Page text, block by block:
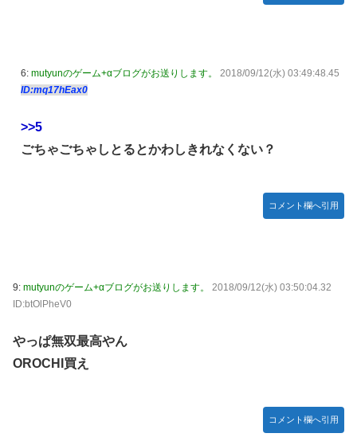
ソフトの入れ替えなんて10秒で済むのにそれを面倒くさいと
かDL版選ぶ理由だわとかなんなんアホなのか
ち。
【にじさんじ】本日20時から、ののはとあゆゆでコラボ！
部屋作りゲーム、確率で出現するイカを見るとクラッシュす
かわいそう…会社滅茶苦茶やろなぁ」
【激震】韓国人「韓国サッカー協会、W杯・五輪で複数回の
韓国の反応
【元NMB48】安部若菜、卒業して早くもお酒解禁
モーニング娘。'25『気になるその気の歌』ってガチで名曲
6: mutyunのゲーム+αブログがお送りします。
2018/09/12(水) 03:49:48.45
ID:mq17hEax0
>>5
ごちゃごちゃしとるとかわしきれなくない？
コメント欄へ引用
9: mutyunのゲーム+αブログがお送りします。
2018/09/12(水) 03:50:04.32
ID:btOlPheV0
やっぱ無双最高やん
OROCHI買え
コメント欄へ引用